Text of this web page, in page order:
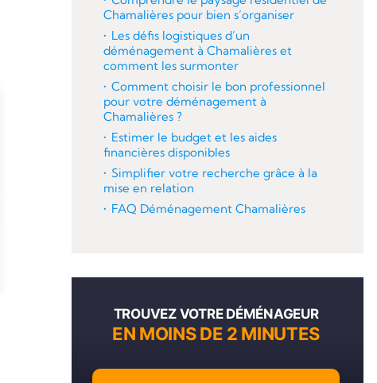
Chamalières pour bien s’organiser
Les défis logistiques d’un
déménagement à Chamalières et
comment les surmonter
Comment choisir le bon professionnel
pour votre déménagement à
Chamalières ?
Estimer le budget et les aides
financières disponibles
Simplifier votre recherche grâce à la
mise en relation
FAQ Déménagement Chamalières
TROUVEZ VOTRE DÉMÉNAGEUR
EN MOINS DE 2 MINUTES